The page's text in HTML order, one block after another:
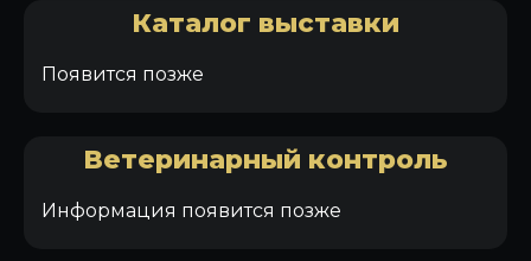
Каталог выставки
Появится позже
Ветеринарный контроль
Информация появится позже